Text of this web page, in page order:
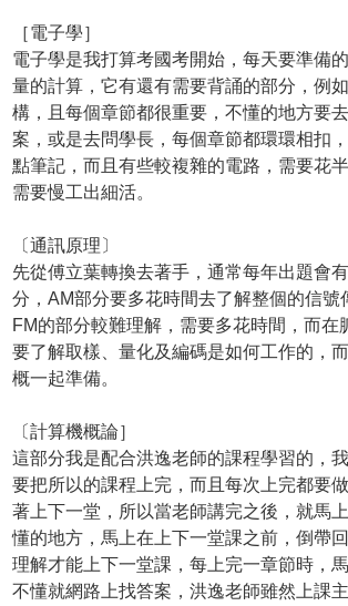
［電子學］
電子學是我打算考國考開始，每天要準備
量的計算，它有還有需要背誦的部分，例
構，且每個章節都很重要，不懂的地方要
案，或是去問學長，每個章節都環環相扣
點筆記，而且有些較複雜的電路，需要花
需要慢工出細活。
〔通訊原理〕
先從傅立葉轉換去著手，通常每年出題會
分，AM部分要多花時間去了解整個的信號
FM的部分較難理解，需要多花時間，而在
要了解取樣、量化及編碼是如何工作的，
概一起準備。
〔計算機概論］
這部分我是配合洪逸老師的課程學習的，
要把所以的課程上完，而且每次上完都要
著上下一堂，所以當老師講完之後，就馬
懂的地方，馬上在上下一堂課之前，倒帶
理解才能上下一堂課，每上完一章節時，
不懂就網路上找答案，洪逸老師雖然上課